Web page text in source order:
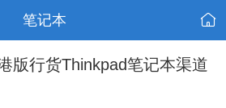
笔记本
版行货Thinkpad笔记本渠道